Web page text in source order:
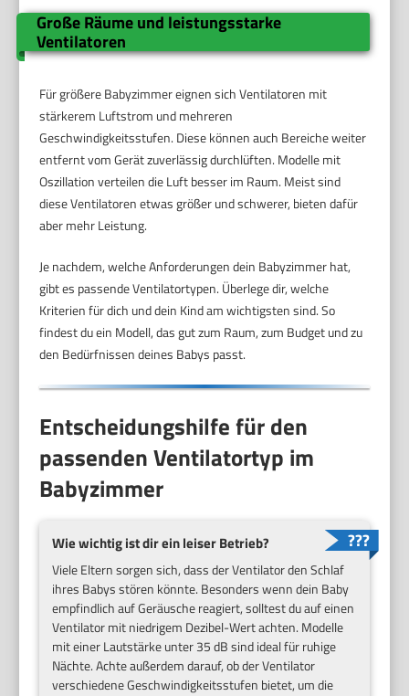
Große Räume und leistungsstarke
Ventilatoren
Für größere Babyzimmer eignen sich Ventilatoren mit
stärkerem Luftstrom und mehreren
Geschwindigkeitsstufen. Diese können auch Bereiche weiter
entfernt vom Gerät zuverlässig durchlüften. Modelle mit
Oszillation verteilen die Luft besser im Raum. Meist sind
diese Ventilatoren etwas größer und schwerer, bieten dafür
aber mehr Leistung.
Je nachdem, welche Anforderungen dein Babyzimmer hat,
gibt es passende Ventilatortypen. Überlege dir, welche
Kriterien für dich und dein Kind am wichtigsten sind. So
findest du ein Modell, das gut zum Raum, zum Budget und zu
den Bedürfnissen deines Babys passt.
Entscheidungshilfe für den
passenden Ventilatortyp im
Babyzimmer
Wie wichtig ist dir ein leiser Betrieb?
Viele Eltern sorgen sich, dass der Ventilator den Schlaf
ihres Babys stören könnte. Besonders wenn dein Baby
empfindlich auf Geräusche reagiert, solltest du auf einen
Ventilator mit niedrigem Dezibel-Wert achten. Modelle
mit einer Lautstärke unter 35 dB sind ideal für ruhige
Nächte. Achte außerdem darauf, ob der Ventilator
verschiedene Geschwindigkeitsstufen bietet, um die